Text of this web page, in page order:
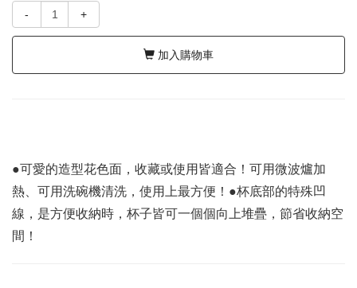
- +
加入購物車
●可愛的造型花色面，收藏或使用皆適合！可用微波爐加
熱、可用洗碗機清洗，使用上最方便！●杯底部的特殊凹
線，是方便收納時，杯子皆可一個個向上堆疊，節省收納空
間！